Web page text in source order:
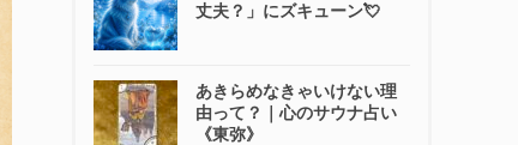
丈夫？」にズキューン💘
あきらめなきゃいけない理
由って？｜心のサウナ占い
《東弥》